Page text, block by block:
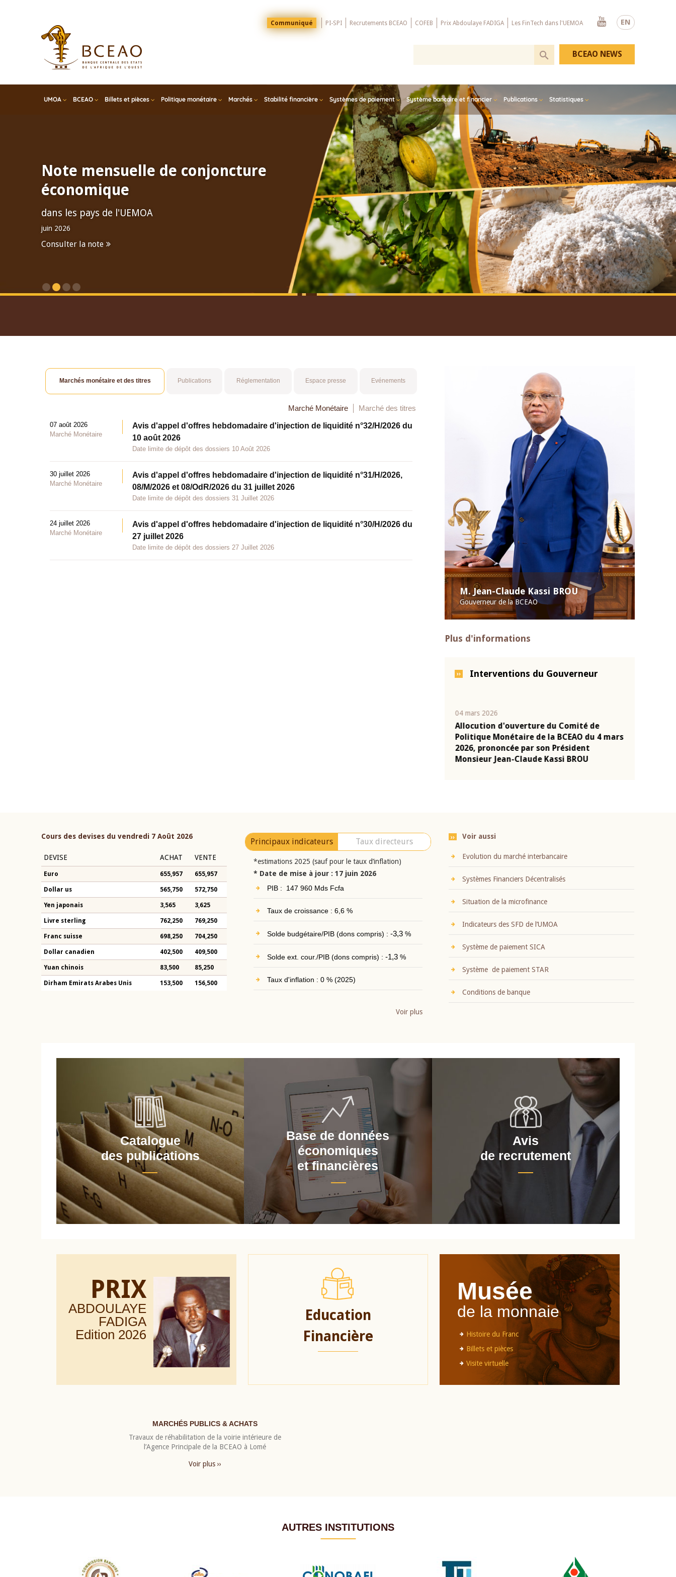
EN
Menu
Top
Communiqué PI-SPI Recrutements BCEAO COFEB Prix Abdoulaye FADIGA Les FinTech dans l'UEMOA
Youtube
UMOA BCEAO Billets et pièces Politique monétaire Marchés Stabilité financière Systèmes de paiement Système bancaire et financier Publications Statistiques
BCEAO NEWS
Note mensuelle de conjoncture
économique
dans les pays de l'UEMOA
juin 2026
Consulter la note
M. Jean-Claude Kassi BROU
Gouverneur de la BCEAO
Plus d'informations
Interventions du Gouverneur
04 mars 2026
Allocution d'ouverture du Comité de
Politique Monétaire de la BCEAO du 4 mars
2026, prononcée par son Président
Monsieur Jean-Claude Kassi BROU
Marchés monétaire et des titres Publications Réglementation Espace presse Evénements
Marché Monétaire Marché des titres
07 août 2026
Marché Monétaire
Avis d'appel d'offres hebdomadaire d'injection de liquidité n°32/H/2026 du
10 août 2026
Date limite de dépôt des dossiers 10 Août 2026
30 juillet 2026
Marché Monétaire
Avis d'appel d'offres hebdomadaire d'injection de liquidité n°31/H/2026,
08/M/2026 et 08/OdR/2026 du 31 juillet 2026
Date limite de dépôt des dossiers 31 Juillet 2026
24 juillet 2026
Marché Monétaire
Avis d'appel d'offres hebdomadaire d'injection de liquidité n°30/H/2026 du
27 juillet 2026
Date limite de dépôt des dossiers 27 Juillet 2026
Cours des devises du vendredi 7 Août 2026
DEVISE ACHAT VENTE
Euro 655,957 655,957
Dollar us 565,750 572,750
Yen japonais 3,565 3,625
Livre sterling 762,250 769,250
Franc suisse 698,250 704,250
Dollar canadien 402,500 409,500
Yuan chinois 83,500 85,250
Dirham Emirats Arabes Unis 153,500 156,500
Principaux indicateurs Taux directeurs
*estimations 2025 (sauf pour le taux d’inflation)
* Date de mise à jour : 17 juin 2026
PIB : 147 960 Mds Fcfa
Taux de croissance : 6,6 %
Solde budgétaire/PIB (dons compris) : -3,3%
Solde ext. cour./PIB (dons compris) : -1,3%
Taux d'inflation : 0 % (2025)
Voir plus
Voir aussi
Evolution du marché interbancaire
Systèmes Financiers Décentralisés
Situation de la microfinance
Indicateurs des SFD de l’UMOA
Système de paiement SICA
Système de paiement STAR
Conditions de banque
Catalogue
des publications
Base de données
économiques
et financières
Avis
de recrutement
PRIX
ABDOULAYE
FADIGA
Edition 2026
Education
Financière
Musée
de la monnaie
Histoire du Franc
Billets et pièces
Visite virtuelle
MARCHÉS PUBLICS & ACHATS
Travaux de réhabilitation de la voirie intérieure de
l’Agence Principale de la BCEAO à Lomé
Voir plus ››
AUTRES INSTITUTIONS